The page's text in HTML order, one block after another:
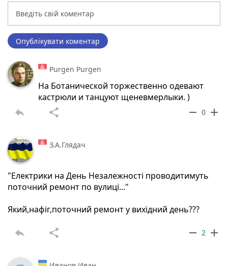
Опублікувати коментар
Purgen Purgen
На Ботанической торжественно одевают
кастрюли и танцуют щеневмерлыки. )
reply share remove 0 add
З.А.Глядач
"Електрики на День Незалежності проводитимуть
поточний ремонт по вулиці..."
Який,нафіг,поточний ремонт у вихідний день???
reply share remove 2 add